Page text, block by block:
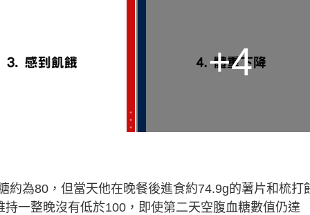
+4
約為80，但當天他在晚餐後進食約74.9g的薯片和梳打
一整晚沒有低於100，即使第二天空腹血糖數值仍達